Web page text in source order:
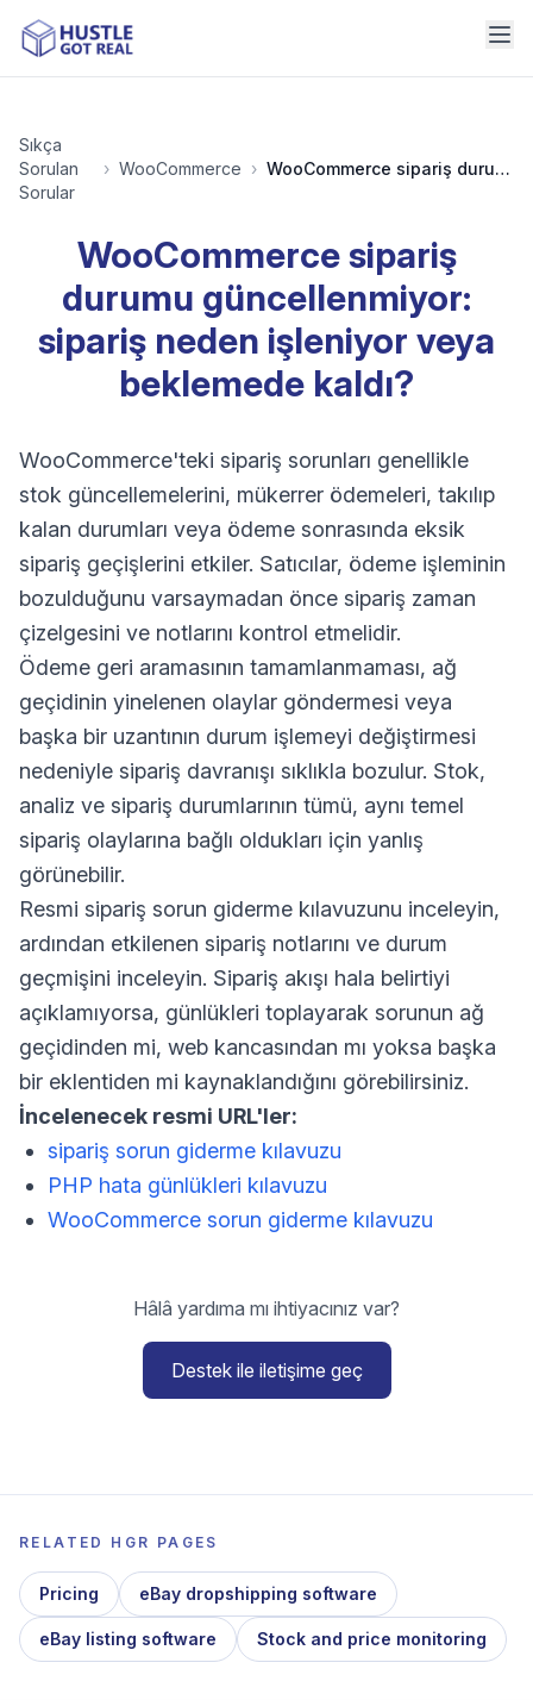
Sıkça
Sorulan
Sorular
› WooCommerce › WooCommerce sipariş durumu güncellenmiyor: sipariş neden işleniyor veya beklemede kaldı?
WooCommerce sipariş
durumu güncellenmiyor:
sipariş neden işleniyor veya
beklemede kaldı?
WooCommerce'teki sipariş sorunları genellikle
stok güncellemelerini, mükerrer ödemeleri, takılıp
kalan durumları veya ödeme sonrasında eksik
sipariş geçişlerini etkiler. Satıcılar, ödeme işleminin
bozulduğunu varsaymadan önce sipariş zaman
çizelgesini ve notlarını kontrol etmelidir.
Ödeme geri aramasının tamamlanmaması, ağ
geçidinin yinelenen olaylar göndermesi veya
başka bir uzantının durum işlemeyi değiştirmesi
nedeniyle sipariş davranışı sıklıkla bozulur. Stok,
analiz ve sipariş durumlarının tümü, aynı temel
sipariş olaylarına bağlı oldukları için yanlış
görünebilir.
Resmi sipariş sorun giderme kılavuzunu inceleyin,
ardından etkilenen sipariş notlarını ve durum
geçmişini inceleyin. Sipariş akışı hala belirtiyi
açıklamıyorsa, günlükleri toplayarak sorunun ağ
geçidinden mi, web kancasından mı yoksa başka
bir eklentiden mi kaynaklandığını görebilirsiniz.
İncelenecek resmi URL'ler:
sipariş sorun giderme kılavuzu
PHP hata günlükleri kılavuzu
WooCommerce sorun giderme kılavuzu
Hâlâ yardıma mı ihtiyacınız var?
Destek ile iletişime geç
RELATED HGR PAGES
Pricing eBay dropshipping software
eBay listing software Stock and price monitoring